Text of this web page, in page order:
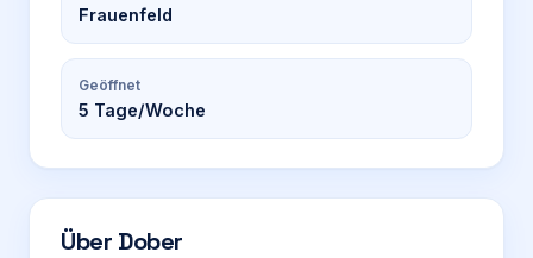
Frauenfeld
Geöffnet
5 Tage/Woche
Über Dober